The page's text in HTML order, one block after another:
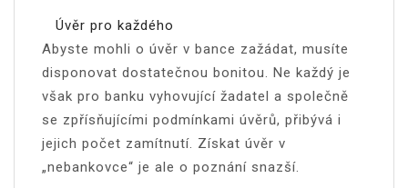
Úvěr pro každého
Abyste mohli o úvěr v bance zažádat, musíte
disponovat dostatečnou bonitou. Ne každý je
však pro banku vyhovující žadatel a společně
se zpřísňujícími podmínkami úvěrů, přibývá i
jejich počet zamítnutí. Získat úvěr v
„nebankovce“ je ale o poznání snazší.